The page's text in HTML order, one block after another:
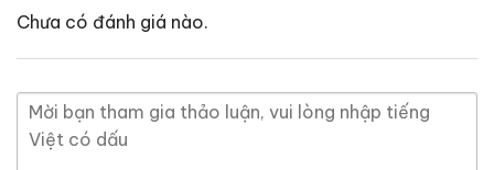
Chưa có đánh giá nào.